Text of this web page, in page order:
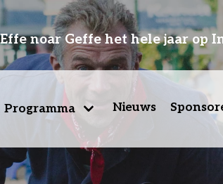
noar Geffe het hele jaar op
Programma Nieuws